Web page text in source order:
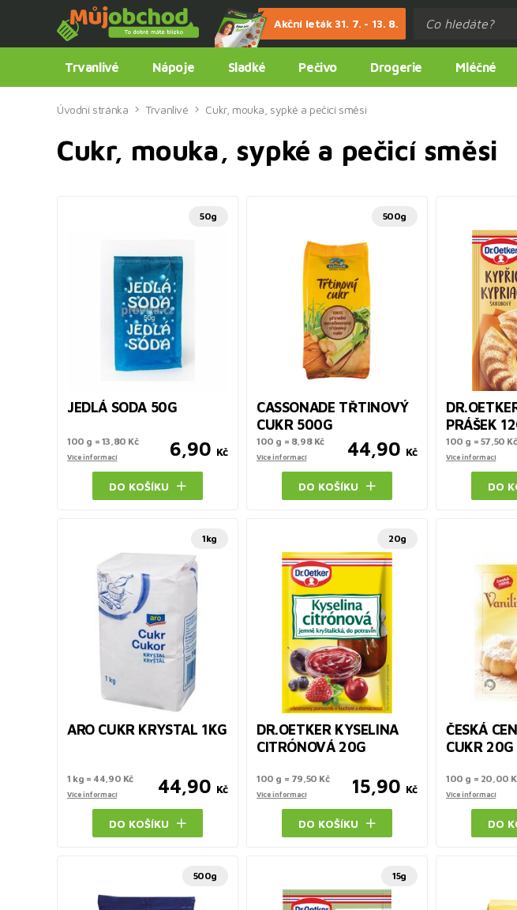
Akční leták 31. 7. - 13. 8.
Trvanlivé Nápoje Sladké Pečivo Drogerie Mléčné
Úvodní stránka Trvanlivé Cukr, mouka, sypké a pečicí směsi
Cukr, mouka, sypké a pečicí směsi
50g
JEDLÁ SODA 50G
100 g = 13,80 Kč
Více informací 6,90 Kč
DO KOŠÍKU
500g
CASSONADE TŘTINOVÝ
CUKR 500G
100 g = 8,98 Kč
Více informací 44,90 Kč
DO KOŠÍKU
PRÁŠEK
100 g = 57,50 Kč
Více informací
DO
1kg
ARO CUKR KRYSTAL 1KG
1 kg = 44,90 Kč
Více informací 44,90 Kč
DO KOŠÍKU
20g
DR.OETKER KYSELINA
CITRÓNOVÁ 20G
100 g = 79,50 Kč
Více informací 15,90 Kč
DO KOŠÍKU
ČESKÁ
CUKR 20G
100 g = 20,00
Více informací
DO
500g 15g